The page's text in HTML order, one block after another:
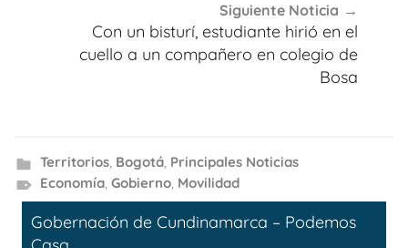
Siguiente Noticia
Con un bisturí, estudiante hirió en el
cuello a un compañero en colegio de
Bosa
Territorios, Bogotá, Principales Noticias
Economía, Gobierno, Movilidad
Gobernación de Cundinamarca – Podemos